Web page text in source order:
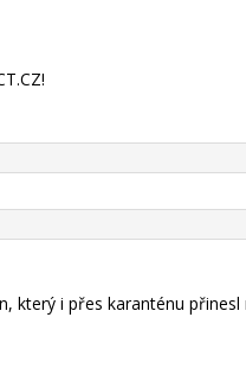
který i přes karanténu